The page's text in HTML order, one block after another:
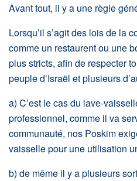
Avant tout, il y a une règle
Lorsqu’il s’agit des lois de la
comme un restaurent ou une
plus stricts, afin de respecter
peuple d’Israël et plusieurs
a) C’est le cas du lave-
professionnel, comme il va
communauté, nos Poskim
vaisselle pour une utilisation
b) de même il y a plusieurs